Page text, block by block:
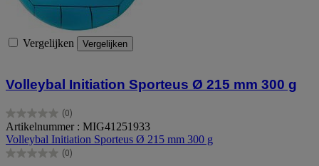
Vergelijken Vergelijken
Volleybal Initiation Sporteus Ø 215 mm 300 g
(0)
0.0
van
de
5
Artikelnummer : MIG41251933
Volleybal Initiation Sporteus Ø 215 mm 300 g
(0)
0.0